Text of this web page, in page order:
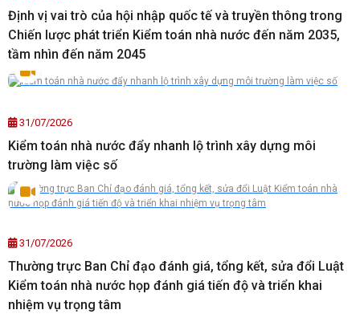
Định vị vai trò của hội nhập quốc tế và truyền thông trong
Chiến lược phát triển Kiểm toán nhà nước đến năm 2035,
tầm nhìn đến năm 2045
31/07/2026
Kiểm toán nhà nước đẩy nhanh lộ trình xây dựng môi
trường làm việc số
31/07/2026
Thường trực Ban Chỉ đạo đánh giá, tổng kết, sửa đổi Luật
Kiểm toán nhà nước họp đánh giá tiến độ và triển khai
nhiệm vụ trọng tâm